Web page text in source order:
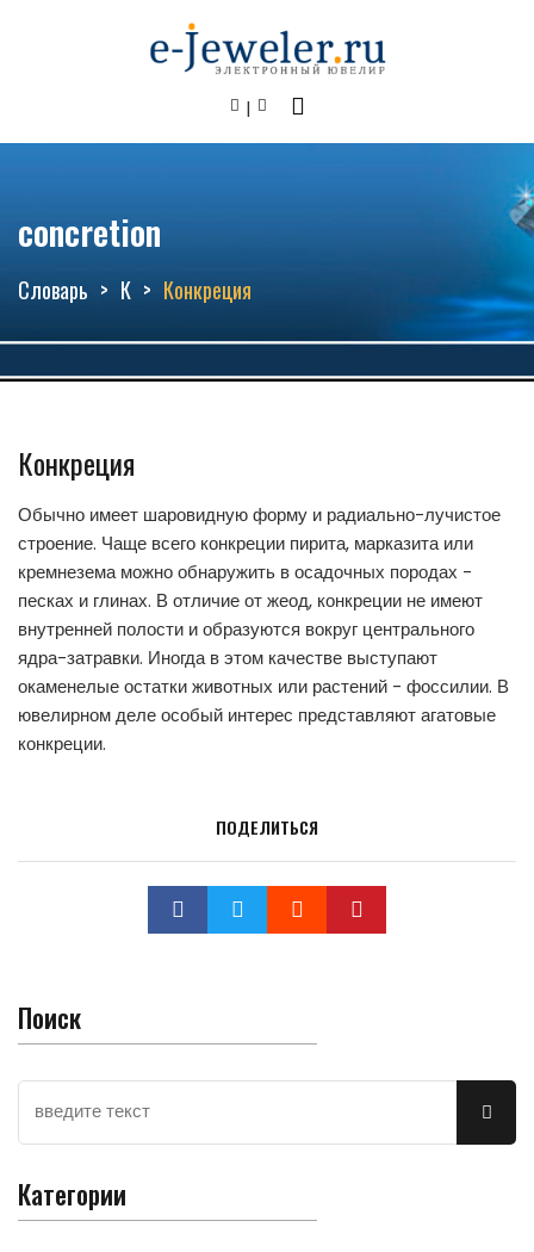
concretion
Словарь К Конкреция
Конкреция
Обычно имеет шаровидную форму и радиально-лучистое
строение. Чаще всего конкреции пирита, марказита или
кремнезема можно обнаружить в осадочных породах -
песках и глинах. В отличие от жеод, конкреции не имеют
внутренней полости и образуются вокруг центрального
ядра-затравки. Иногда в этом качестве выступают
окаменелые остатки животных или растений - фоссилии. В
ювелирном деле особый интерес представляют агатовые
конкреции.
ПОДЕЛИТЬСЯ
Поиск
Категории